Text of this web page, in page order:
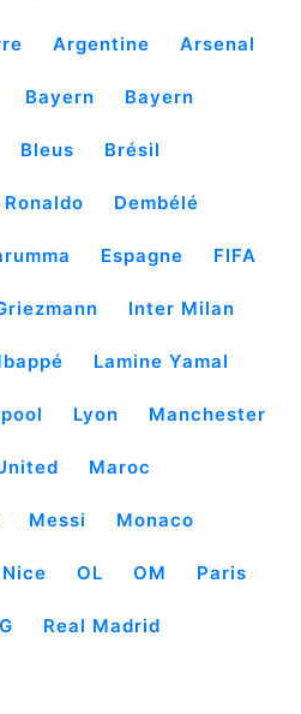
Argentine Arsenal
Bayern Bayern
Bleus Brésil
Dembélé
Espagne FIFA
Inter Milan
Lamine Yamal
Lyon Manchester
Maroc
Messi Monaco
Nice OL OM Paris
Real Madrid